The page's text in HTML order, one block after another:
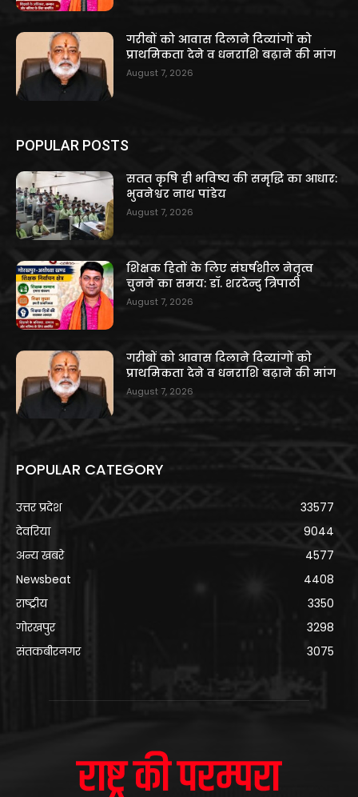
गरीबों को आवास दिलाने दिव्यांगों को
प्राथमिकता देने व धनराशि बढ़ाने की मांग
August 7, 2026
POPULAR POSTS
सतत कृषि ही भविष्य की समृद्धि का आधार:
भुवनेश्वर नाथ पांडेय
August 7, 2026
शिक्षक हितों के लिए संघर्षशील नेतृत्व
चुनने का समय: डॉ. शरदेन्दु त्रिपाठी
August 7, 2026
गरीबों को आवास दिलाने दिव्यांगों को
प्राथमिकता देने व धनराशि बढ़ाने की मांग
August 7, 2026
POPULAR CATEGORY
उत्तर प्रदेश
33577
देवरिया
9044
अन्य खबरे
4577
Newsbeat
4408
राष्ट्रीय
3350
गोरखपुर
3298
संतकबीरनगर
3075